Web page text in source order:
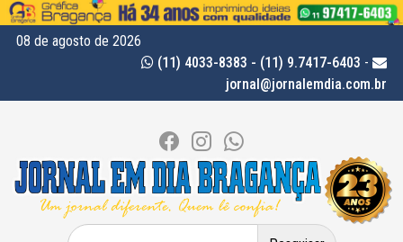
08 de agosto de 2026
(11) 4033-8383 - (11) 9.7417-6403 -
jornal@jornalemdia.com.br
Pesquisar